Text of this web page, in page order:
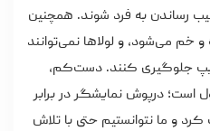
رساندن به فرد شوند. همچنین
خم می‌شود، و لولاها نمی‌توانند
جلوگیری کنند. دست‌کم،
درپوش نمایشگر در برابر
و ما نتوانستیم حتی با تلاش